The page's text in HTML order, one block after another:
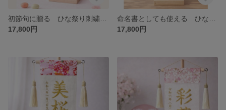
17,800円
17,800円